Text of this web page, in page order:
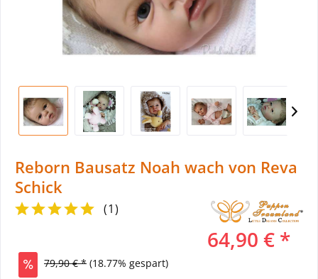
Reborn Bausatz Noah wach von Reva
Schick
(1)
64,90 € *
79,90 € * (18.77% gespart)